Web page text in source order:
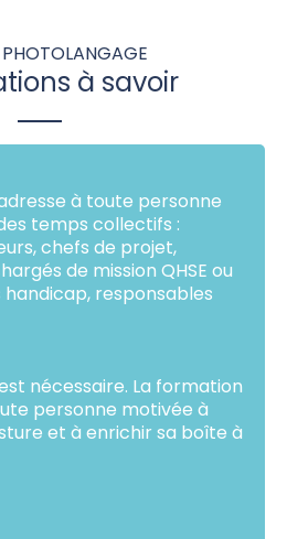
PHOTOLANGAGE
à savoir
à toute personne
temps collectifs :
chefs de projet,
de mission QHSE ou
responsables
nécessaire. La formation
personne motivée à
et à enrichir sa boîte à